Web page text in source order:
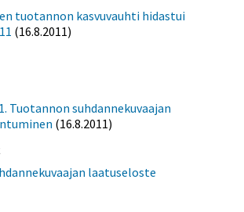
tuotannon kasvuvauhti hidastui
(16.8.2011)
Tuotannon suhdannekuvaajan
(16.8.2011)
laatuseloste